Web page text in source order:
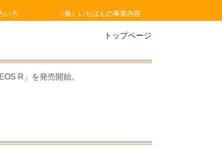
いろ （株）いちばんの事業内容
トップページ
R」を発売開始。